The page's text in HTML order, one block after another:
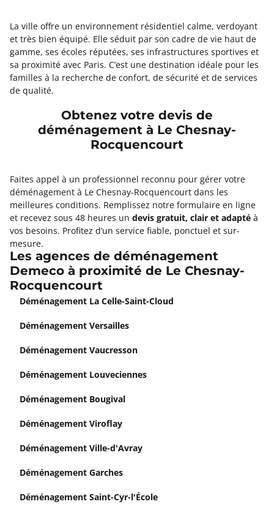
La ville offre un environnement résidentiel calme, verdoyant
et très bien équipé. Elle séduit par son cadre de vie haut de
gamme, ses écoles réputées, ses infrastructures sportives et
sa proximité avec Paris. C’est une destination idéale pour les
familles à la recherche de confort, de sécurité et de services
de qualité.
Obtenez votre devis de
déménagement à Le Chesnay-
Rocquencourt
Faites appel à un professionnel reconnu pour gérer votre
déménagement à Le Chesnay-Rocquencourt dans les
meilleures conditions. Remplissez notre formulaire en ligne
et recevez sous 48 heures un devis gratuit, clair et adapté à
vos besoins. Profitez d’un service fiable, ponctuel et sur-
mesure.
Les agences de déménagement
Demeco à proximité de Le Chesnay-
Rocquencourt
Déménagement La Celle-Saint-Cloud
Déménagement Versailles
Déménagement Vaucresson
Déménagement Louveciennes
Déménagement Bougival
Déménagement Viroflay
Déménagement Ville-d'Avray
Déménagement Garches
Déménagement Saint-Cyr-l'École